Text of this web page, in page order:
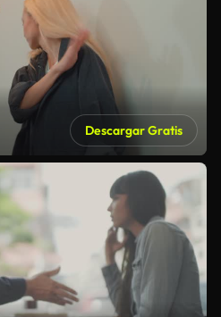
Descargar Gratis